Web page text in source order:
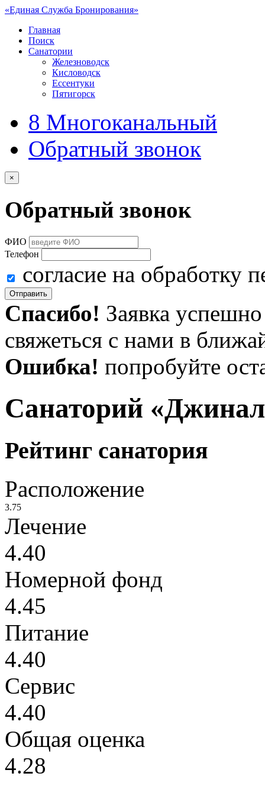
«Единая Служба Бронирования»
Главная
Поиск
Санатории
Железноводск
Кисловодск
Ессентуки
Пятигорск
8 Многоканальный
Обратный звонок
×
Обратный звонок
ФИО
Телефон
согласие на обработку
Отправить
Спасибо! Заявка
свяжеться с нами в
Ошибка! попробуйте
Санаторий
Рейтинг санатория
Расположение
3.75
Лечение
4.40
Номерной фонд
4.45
Питание
4.40
Сервис
4.40
Общая оценка
4.28